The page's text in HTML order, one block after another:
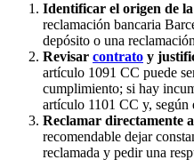
Identificar el origen de
reclamación bancaria
depósito o una
Revisar contrato y
artículo 1091 CC puede
cumplimiento; si hay
artículo 1101 CC y, según
Reclamar directamente
recomendable dejar
reclamada y pedir una